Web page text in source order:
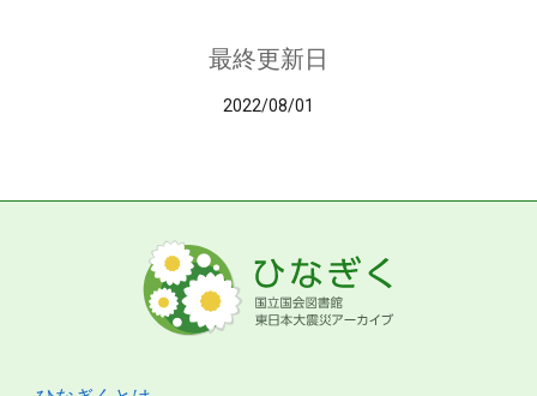
最終更新日
2022/08/01